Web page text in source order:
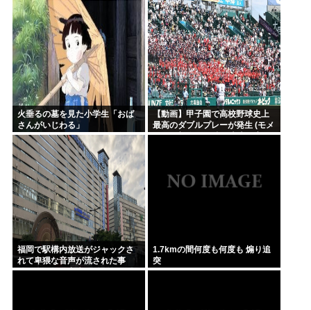
火垂るの墓を見た小学生「おば
さんがいじわる」
【動画】甲子園で高校野球史上
最高のダブルプレーが発生 (モメ
ンらの想像の25倍は史上最高)こ
福岡で駅構内放送がジャックさ
れて卑猥な音声が流された事
件、やはり元音声は動ありの動
1.7kmの間何度も何度も 煽り追
突